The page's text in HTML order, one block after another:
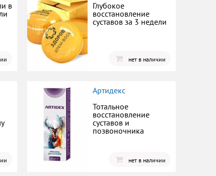
в
Глубокое
восстановление
суставов за 3 недели
нет в наличии
Артидекс
Тотальное
восстановление
суставов и
позвоночника
нет в наличии